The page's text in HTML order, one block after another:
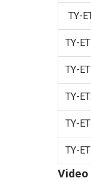
TY-
TY-
TY-
TY-
TY-
TY-
Video